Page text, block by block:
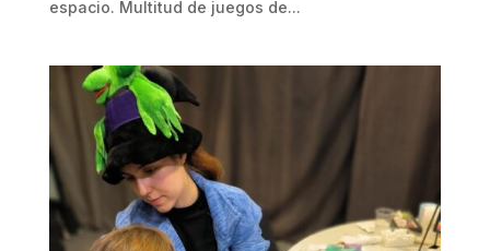
espacio. Multitud de juegos de...